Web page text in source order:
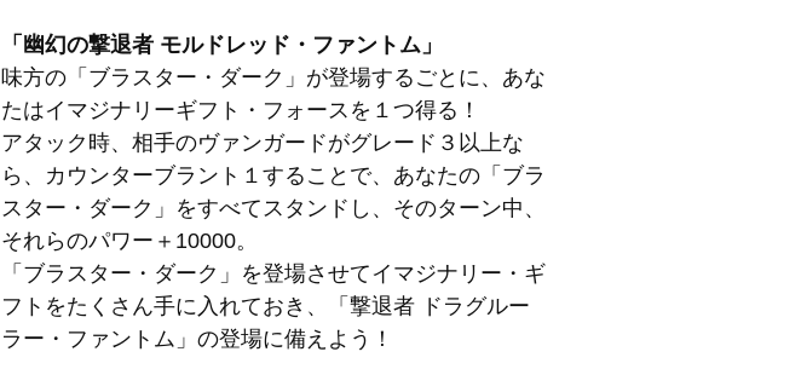
「幽幻の撃退者 モルドレッド・ファントム」
味方の「ブラスター・ダーク」が登場するごとに、あな
たはイマジナリーギフト・フォースを１つ得る！
アタック時、相手のヴァンガードがグレード３以上な
ら、カウンターブラント１することで、あなたの「ブラ
スター・ダーク」をすべてスタンドし、そのターン中、
それらのパワー＋10000。
「ブラスター・ダーク」を登場させてイマジナリー・ギ
フトをたくさん手に入れておき、「撃退者 ドラグルー
ラー・ファントム」の登場に備えよう！